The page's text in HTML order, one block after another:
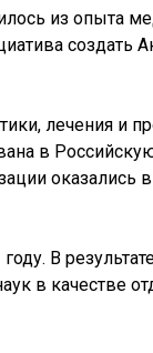
из опыта
создать
лечения и
в
оказались
В
в качестве